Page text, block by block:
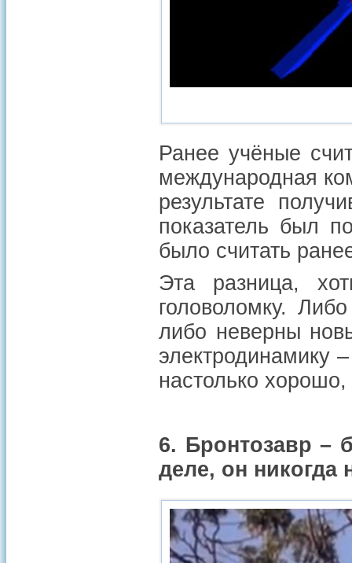
Ранее учёные
международная
результате
показатель был
было считать
Эта разница,
головоломку.
либо неверны
электродинамику
настолько
6. Бронтозавр –
деле, он никогда